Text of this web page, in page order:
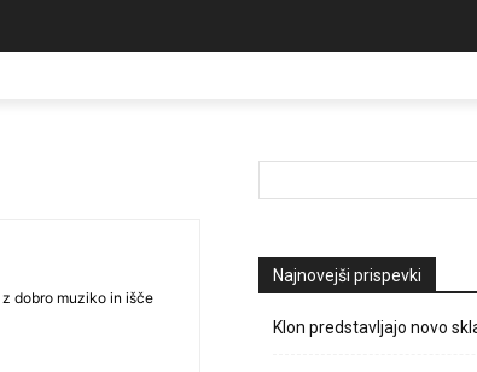
dobro muziko in išče
Najnovejši prispevki
Klon predstavljajo novo